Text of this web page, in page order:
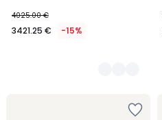
4025.00 €
3421.25 € -15%